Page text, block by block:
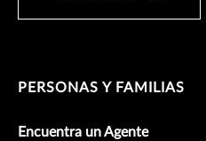
PERSONAS Y FAMILIAS
Encuentra un Agente